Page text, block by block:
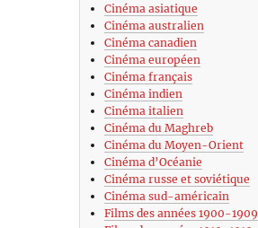
Cinéma asiatique
Cinéma australien
Cinéma canadien
Cinéma européen
Cinéma français
Cinéma indien
Cinéma italien
Cinéma du Maghreb
Cinéma du Moyen-Orient
Cinéma d’Océanie
Cinéma russe et soviétique
Cinéma sud-américain
Films des années 1900-1909